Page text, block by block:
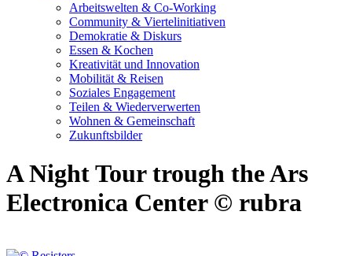
Arbeitswelten & Co-Working
Community & Viertelinitiativen
Demokratie & Diskurs
Essen & Kochen
Kreativität und Innovation
Mobilität & Reisen
Soziales Engagement
Teilen & Wiederverwerten
Wohnen & Gemeinschaft
Zukunftsbilder
A Night Tour trough the Ars
Electronica Center © rubra